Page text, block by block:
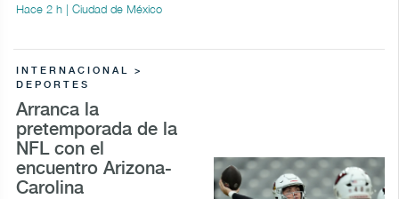
Hace 2 h | Ciudad de México
INTERNACIONAL >
DEPORTES
Arranca la
pretemporada de la
NFL con el
encuentro Arizona-
Carolina